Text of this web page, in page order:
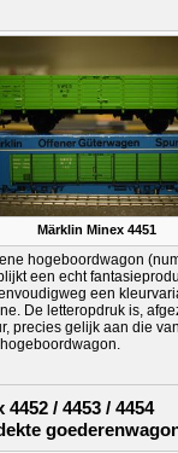
Märklin Minex 4451
hogeboordwagon
een echt
een
De letteropdruk is,
precies gelijk aan die
4452 / 4453 / 4454